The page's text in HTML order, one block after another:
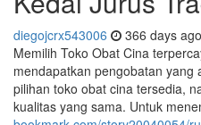
diegojcrx543006 366 days ago
Memilih Toko Obat Cina
mendapatkan pengobatan yang
pilihan toko obat cina tersedia,
kualitas yang sama. Untuk